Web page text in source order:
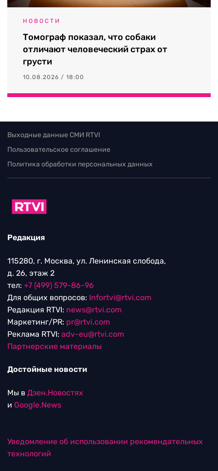
НОВОСТИ
Томограф показал, что собаки
отличают человеческий страх от
грусти
10.08.2026 / 18:00
Выходные данные СМИ RTVI
Пользовательское соглашение
Политика обработки персональных данных
Редакция
115280, г. Москва, ул. Ленинская слобода,
д. 26, этаж 2
тел: +7 (499) 579-86-96
Для общих вопросов: Infortvi@rtvi.com
Редакция RTVI: news@rtvi.com
Маркетинг/PR: pr@rtvi.com
Реклама RTVI: adv-eu@rtvi.com
Партнерские материалы
Достойные новости
Мы в Дзен.Новостях
и Google.News
Уведомление об использовании рекомендательных
технологий